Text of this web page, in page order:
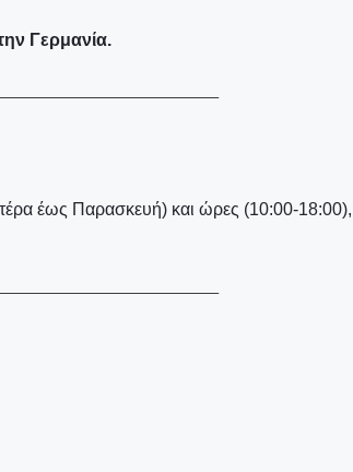
Γερμανία.
έως Παρασκευή) και ώρες (10:00-